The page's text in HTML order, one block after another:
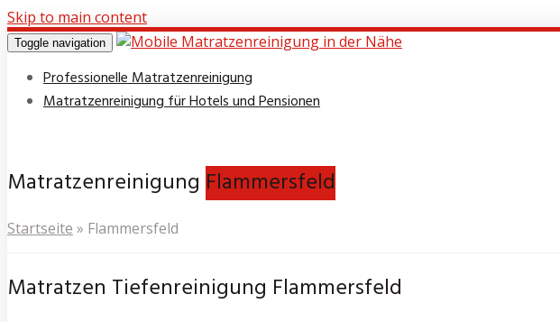
Skip to main content
Toggle navigation
Professionelle Matratzenreinigung
Matratzenreinigung für Hotels und Pensionen
Matratzenreinigung Flammersfeld
Startseite » Flammersfeld
Matratzen Tiefenreinigung Flammersfeld